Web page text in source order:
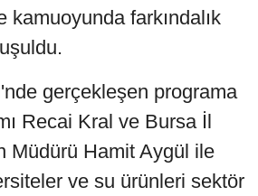
kamuoyunda farkındalık
gerçekleşen programa
Recai Kral ve Bursa İl
Müdürü Hamit Aygül ile
ve su ürünleri sektör